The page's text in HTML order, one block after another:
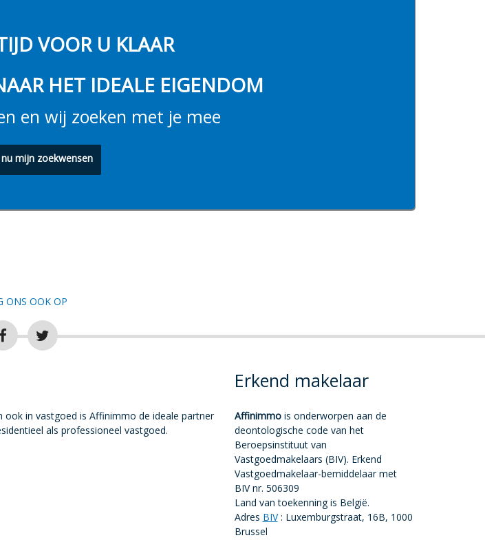
VOOR U KLAAR
HET IDEALE EIGENDOM
en wij zoeken met je mee
mijn zoekwensen
ONS OOK OP
ook in vastgoed is Affinimmo de ideale partner
als professioneel vastgoed.
Erkend makelaar
Affinimmois onderworpen aan de
deontologische code van het
Beroepsinstituut van
Vastgoedmakelaars (BIV). Erkend
Vastgoedmakelaar-bemiddelaar met
BIV nr. 506309
Land van toekenning is België.
Adres BIV: Luxemburgstraat, 16B, 1000
Brussel